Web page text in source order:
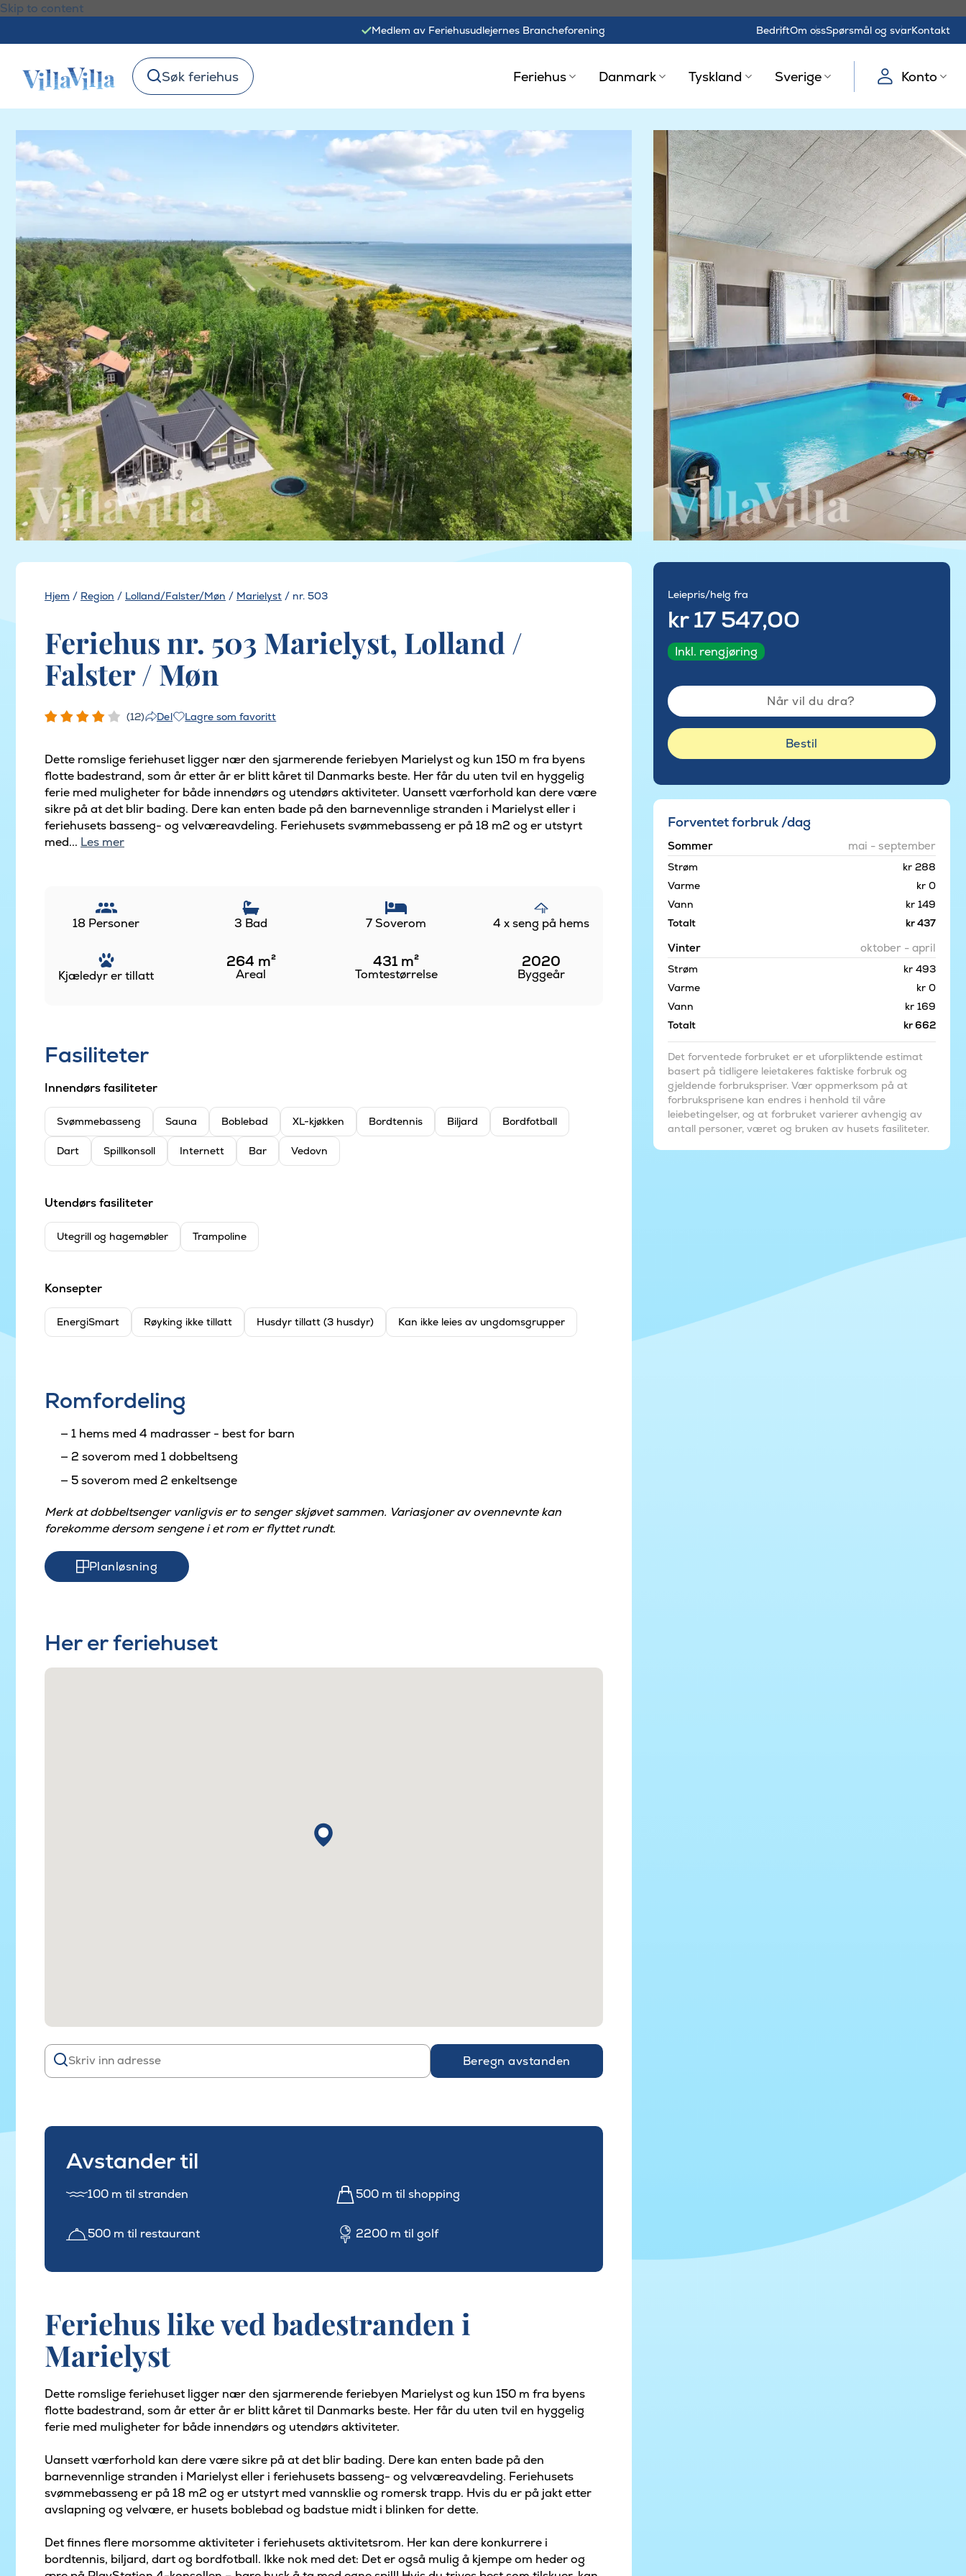
Skip to content
Medlem av Feriehusudlejernes Brancheforening BedriftOm ossSpørsmål og svarKontakt
Søk feriehus Feriehus Danmark Tyskland Sverige Konto
Hjem / Region / Lolland/Falster/Møn / Marielyst / nr. 503
Feriehus nr. 503 Marielyst, Lolland /
Falster / Møn
(12) Del Lagre som favoritt
Dette romslige feriehuset ligger nær den sjarmerende feriebyen Marielyst og kun 150 m fra byens
flotte badestrand, som år etter år er blitt kåret til Danmarks beste. Her får du uten tvil en hyggelig
ferie med muligheter for både innendørs og utendørs aktiviteter. Uansett værforhold kan dere være
sikre på at det blir bading. Dere kan enten bade på den barnevennlige stranden i Marielyst eller i
feriehusets basseng- og velværeavdeling. Feriehusets svømmebasseng er på 18 m2 og er utstyrt
med... Les mer
18 Personer 3 Bad 7 Soverom 4 x seng på hems
Kjæledyr er tillatt
264 m²
Areal
431 m²
Tomtestørrelse
2020
Byggeår
Fasiliteter
Innendørs fasiliteter
Svømmebasseng Sauna Boblebad XL-kjøkken Bordtennis Biljard Bordfotball
Dart Spillkonsoll Internett Bar Vedovn
Utendørs fasiliteter
Utegrill og hagemøbler Trampoline
Konsepter
EnergiSmart Røyking ikke tillatt Husdyr tillatt (3 husdyr) Kan ikke leies av ungdomsgrupper
Romfordeling
1 hems med 4 madrasser - best for barn
2 soverom med 1 dobbeltseng
5 soverom med 2 enkeltsenge
Merk at dobbeltsenger vanligvis er to senger skjøvet sammen. Variasjoner av ovennevnte kan
forekomme dersom sengene i et rom er flyttet rundt.
Planløsning
Her er feriehuset
Beregn avstanden
Avstander til
100 m til stranden 500 m til shopping
500 m til restaurant 2200 m til golf
Feriehus like ved badestranden i
Marielyst
Dette romslige feriehuset ligger nær den sjarmerende feriebyen Marielyst og kun 150 m fra byens
flotte badestrand, som år etter år er blitt kåret til Danmarks beste. Her får du uten tvil en hyggelig
ferie med muligheter for både innendørs og utendørs aktiviteter.
Uansett værforhold kan dere være sikre på at det blir bading. Dere kan enten bade på den
barnevennlige stranden i Marielyst eller i feriehusets basseng- og velværeavdeling. Feriehusets
svømmebasseng er på 18 m2 og er utstyrt med vannsklie og romersk trapp. Hvis du er på jakt etter
avslapning og velvære, er husets boblebad og badstue midt i blinken for dette.
Det finnes flere morsomme aktiviteter i feriehusets aktivitetsrom. Her kan dere konkurrere i
bordtennis, biljard, dart og bordfotball. Ikke nok med det: Det er også mulig å kjempe om heder og
Leiepris/helg fra
kr 17 547,00
Inkl. rengjøring
Når vil du dra?
Bestil
Forventet forbruk /dag
Sommer mai - september
Strøm
kr 288
Varme
kr 0
Vann
kr 149
Totalt
kr 437
Vinter oktober - april
Strøm
kr 493
Varme
kr 0
Vann
kr 169
Totalt
kr 662
Det forventede forbruket er et uforpliktende estimat
basert på tidligere leietakeres faktiske forbruk og
gjeldende forbrukspriser. Vær oppmerksom på at
forbruksprisene kan endres i henhold til våre
leiebetingelser, og at forbruket varierer avhengig av
antall personer, været og bruken av husets fasiliteter.